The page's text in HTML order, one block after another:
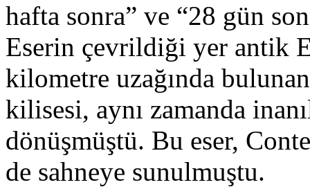
hafta sonra” ve “28 gün
Eserin çevrildiği yer antik
kilometre uzağında
kilisesi, aynı zamanda
dönüşmüştü. Bu eser,
de sahneye sunulmuştu.